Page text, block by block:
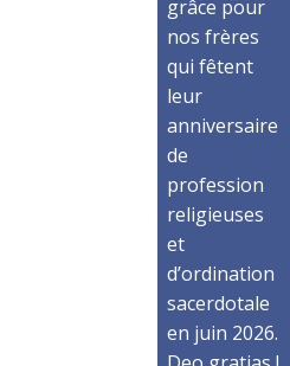
grâce pour
nos frères
qui fêtent
leur
anniversaire
de
profession
religieuses
et
d’ordination
sacerdotale
en juin 2026.